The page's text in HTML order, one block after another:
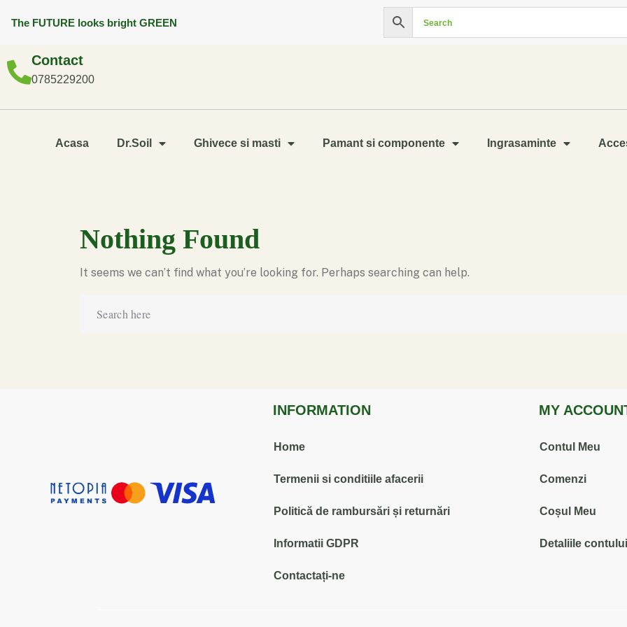
The FUTURE looks bright GREEN
Contact
0785229200
Acasa Dr.Soil Ghivece si masti Pamant si componente Ingrasaminte
Nothing Found
It seems we can’t find what you’re looking for. Perhaps searching can help.
INFORMATION
Home
Termenii si conditiile afacerii
Politică de rambursări și returnări
Informatii GDPR
Contactați-ne
MY
Contul Meu
Comenzi
Coșul Meu
Detaliile contului